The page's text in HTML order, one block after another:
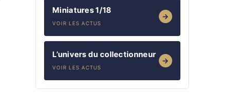
Miniatures 1/18
VOIR LES ACTUS
→
L’univers du collectionneur
VOIR LES ACTUS
→